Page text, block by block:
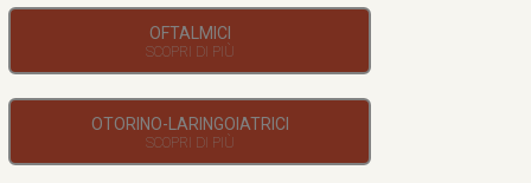
OFTALMICI
OTORINO-LARINGOIATRICI